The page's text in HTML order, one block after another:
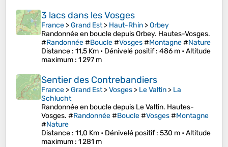
3 lacs dans les Vosges
France >Grand Est> Haut-Rhin >Orbey
Randonnée en boucle depuis Orbey. Hautes-Vosges.
#Randonnée#Boucle#Vosges#Montagne#Nature
Distance : 11,5 Km • Dénivelé positif: 486 m •Altitude
maximum : 1 297 m
Sentier des Contrebandiers
France >Grand Est>Vosges > Le Valtin > La
Schlucht
Randonnée en boucle depuis Le Valtin. Hautes-
Vosges. #Randonnée#Boucle#Vosges#Montagne
#Nature
Distance : 11,0 Km • Dénivelé positif: 530 m •Altitude
maximum : 1 281 m